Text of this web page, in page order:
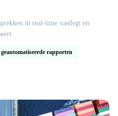
in real-time vastlegt en
rapporten